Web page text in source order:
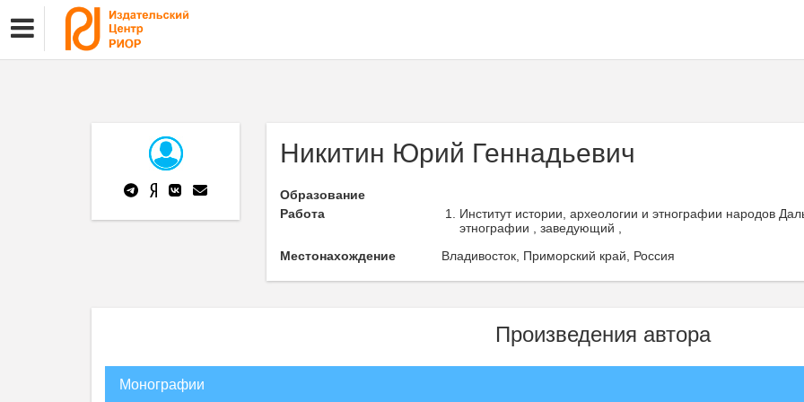
Никитин Юрий Геннадьевич
Образование
Работа
Институт истории, археологии и этнографии народов
этнографии , заведующий ,
Местонахождение
Владивосток, Приморский край, Россия
Произведения автора
Монографии